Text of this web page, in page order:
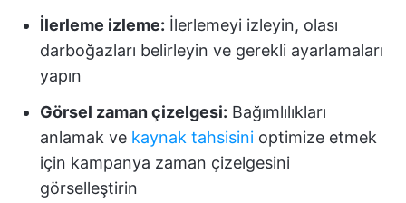
İlerleme izleme: İlerlemeyi izleyin, olası
darboğazları belirleyin ve gerekli ayarlamaları
yapın
Görsel zaman çizelgesi: Bağımlılıkları
anlamak ve kaynak tahsisini optimize etmek
için kampanya zaman çizelgesini
görselleştirin